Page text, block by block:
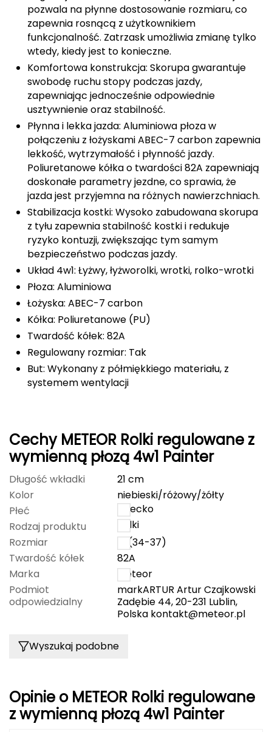
Deuter
Dolomite
EISBAR
ENERO
ENERO CAMP
ENERO PRO
Elmer by Swany
Extremities
FASHY
Fjord Nansen
GIVOVA
Gerber
Giant Dragon
Gilmonte
Giro
Grand Trunk
Granger's
Grivel
H
pozwala na płynne dostosowanie rozmiaru, co
zapewnia rosnącą z użytkownikiem
funkcjonalność. Zatrzask umożliwia zmianę tylko
wtedy, kiedy jest to konieczne.
Komfortowa konstrukcja: Skorupa gwarantuje
swobodę ruchu stopy podczas jazdy,
zapewniając jednocześnie odpowiednie
usztywnienie oraz stabilność.
Płynna i lekka jazda: Aluminiowa płoza w
połączeniu z łożyskami ABEC-7 carbon zapewnia
lekkość, wytrzymałość i płynność jazdy.
Poliuretanowe kółka o twardości 82A zapewniają
doskonałe parametry jezdne, co sprawia, że
jazda jest przyjemna na różnych nawierzchniach.
Stabilizacja kostki: Wysoko zabudowana skorupa
z tyłu zapewnia stabilność kostki i redukuje
ryzyko kontuzji, zwiększając tym samym
bezpieczeństwo podczas jazdy.
Układ 4w1: Łyżwy, łyżworolki, wrotki, rolko-wrotki
Płoza: Aluminiowa
Łożyska: ABEC-7 carbon
Kółka: Poliuretanowe (PU)
Twardość kółek: 82A
Regulowany rozmiar: Tak
But: Wykonany z półmiękkiego materiału, z
systemem wentylacji
Cechy METEOR Rolki regulowane z
wymienną płozą 4w1 Painter
Długość wkładki
21 cm
Kolor
niebieski/różowy/żółty
Płeć
dziecko
Rodzaj produktu
Rolki
Rozmiar
M (34-37)
Twardość kółek
82A
Marka
Meteor
Podmiot
odpowiedzialny
markARTUR Artur Czajkowski
Zadębie 44, 20-231 Lublin,
Polska kontakt@meteor.pl
Wyszukaj podobne
Opinie o METEOR Rolki regulowane
z wymienną płozą 4w1 Painter